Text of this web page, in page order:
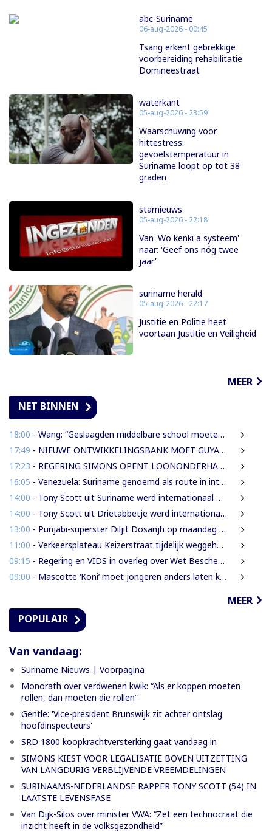
abc-Suriname
06-aug-2026 - 00:45
Tsang erkent gebrekkige
voorbereiding rehabilitatie
Domineestraat
waterkant
05-aug-2026 - 23:59
Waarschuwing voor
hittestress:
gevoelstemperatuur in
Suriname loopt op tot 38
graden
starnieuws
05-aug-2026 - 22:18
Van 'Wo kenki a systeem'
naar: 'Geef ons nóg twee
jaar'
suriname herald
05-aug-2026 - 22:17
Justitie en Politie heet
voortaan Justitie en Veiligheid
MEER
NET BINNEN
18:00 - Wang: “Geslaagden middelbare school moeten 450 SRD betalen om diploma te ontvangen”
17:49 - NIEUWE ONTWIKKELINGSBANK MOET GUYANESE BEDRIJVEN KLAARSTOMEN OM BUITENLANDSE BEDRIJVEN TE VERVANGEN
17:23 - REGERING SIMONS OPENT LOONONDERHANDELINGEN MET OVERHEIDSVAKBONDEN NA LICHTE FINANCIËLE ADEMRUIMTE
16:05 - Venezuela: Suriname genoemd als route in internationale cocaïnesmokkel naar Europa
14:00 - Tony Scott uit Suriname werd internationaal bekend door zijn hiphouse muziek
14:00 - Tony Scott uit Drietabbetje werd internationaal bekend door zijn hiphouse muziek
13:00 - Punjabi-superster Diljit Dosanjh op maandag 7 september in Ziggo Dome
11:00 - Verkeersplateau Keizerstraat tijdelijk weggehaald vanwege chaos rond Domineestraat
09:15 - Regering en VIDS in overleg over Wet Bescherming Woon- en Leefgebieden
09:00 - Mascotte ‘Koni’ moet jongeren anders laten kijken naar Surinaamse houtsector
MEER
POPULAIR
Van vandaag:
Suriname Nieuws | Voorpagina
Monorath over verdwenen kwik: “Als er koppen moeten
rollen, dan moeten die rollen”
Gentle: 'Vice-president Brunswijk zit achter ontslag
hoofdinspecteurs'
SRD 1800 koopkrachtversterking gaat vandaag in
SIMONS KIEST VOOR LEGALISATIE BOVEN UITZETTING
VAN LANGDURIG VERBLIJVENDE VREEMDELINGEN
SURINAAMS-NEDERLANDSE RAPPER TONY SCOTT (54) IN
LAATSTE LEVENSFASE
Van Dijk-Silos over minister VWA: “Zet een technocraat die
inzicht heeft in de volksgezondheid”